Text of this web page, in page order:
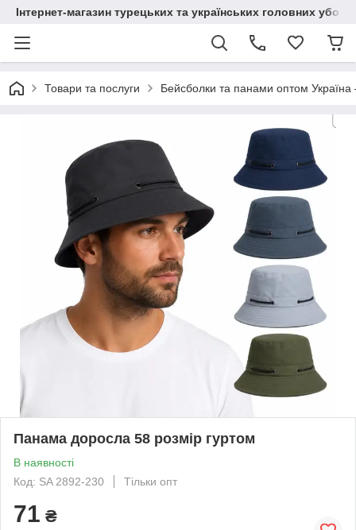
Інтернет-магазин турецьких та українських головних
Товари та послуги Бейсболки та панами оптом
Панама доросла 58 розмір гуртом
В наявності
Код: SA 2892-230
Тільки опт
71 ₴